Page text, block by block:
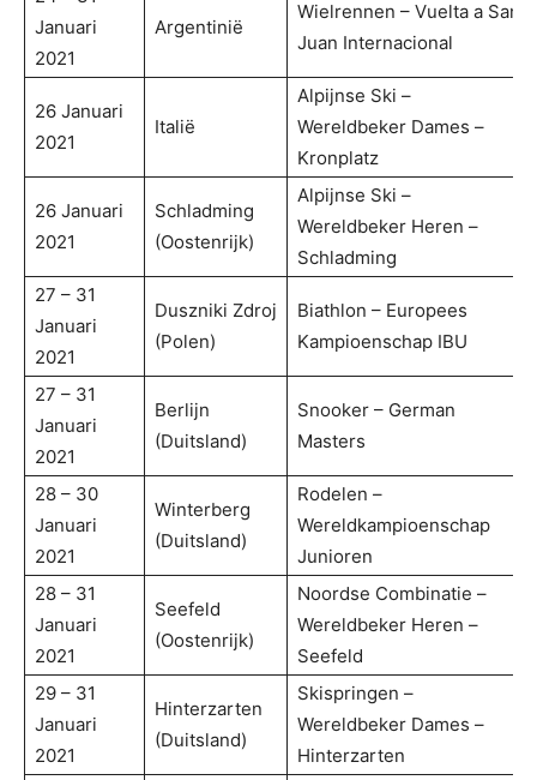
Januari
2021
Argentinië
Wielrennen – Vuelta a San
Juan Internacional
26 Januari
2021
Italië
Alpijnse Ski –
Wereldbeker Dames –
Kronplatz
26 Januari
2021
Schladming
(Oostenrijk)
Alpijnse Ski –
Wereldbeker Heren –
Schladming
27 – 31
Januari
2021
Duszniki Zdroj
(Polen)
Biathlon – Europees
Kampioenschap IBU
27 – 31
Januari
2021
Berlijn
(Duitsland)
Snooker – German
Masters
28 – 30
Januari
2021
Winterberg
(Duitsland)
Rodelen –
Wereldkampioenschap
Junioren
28 – 31
Januari
2021
Seefeld
(Oostenrijk)
Noordse Combinatie –
Wereldbeker Heren –
Seefeld
29 – 31
Januari
2021
Hinterzarten
(Duitsland)
Skispringen –
Wereldbeker Dames –
Hinterzarten